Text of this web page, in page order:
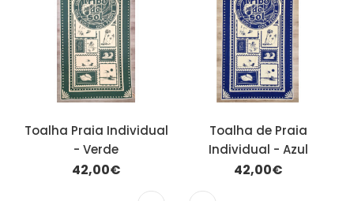
Toalha Praia Individual
- Verde
42,00€
Toalha de Praia
Individual - Azul
42,00€